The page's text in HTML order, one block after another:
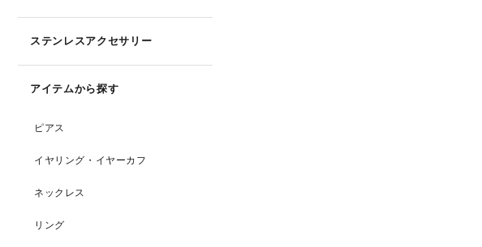
ステンレスアクセサリー
アイテムから探す
ピアス
イヤリング・イヤーカフ
ネックレス
リング